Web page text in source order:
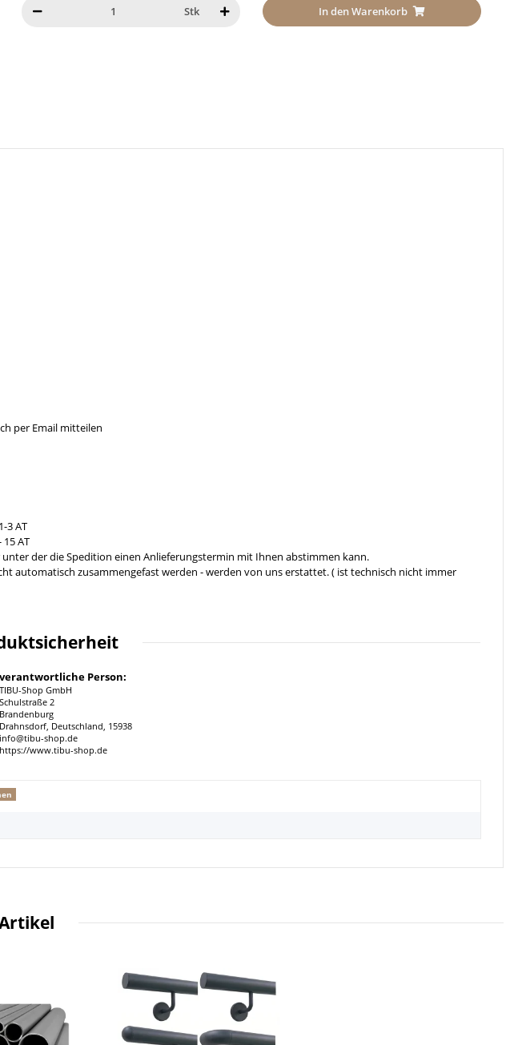
Stk In den Warenkorb
per Email mitteilen
3 AT
AT
der die Spedition einen Anlieferungstermin mit Ihnen abstimmen kann.
automatisch zusammengefast werden - werden von uns erstattet. ( ist technisch nicht immer
verantwortliche Person:
TIBU-Shop GmbH
Schulstraße 2
Brandenburg
Drahnsdorf, Deutschland, 15938
info@tibu-shop.de
https://www.tibu-shop.de